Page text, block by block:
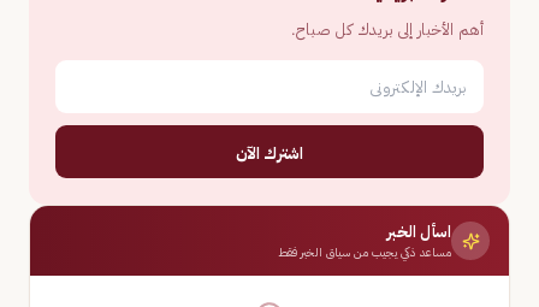
أهم الأخبار إلى بريدك كل صباح.
اشترك الآن
اسأل الخبر
مساعد ذكي يجيب من سياق الخبر فقط